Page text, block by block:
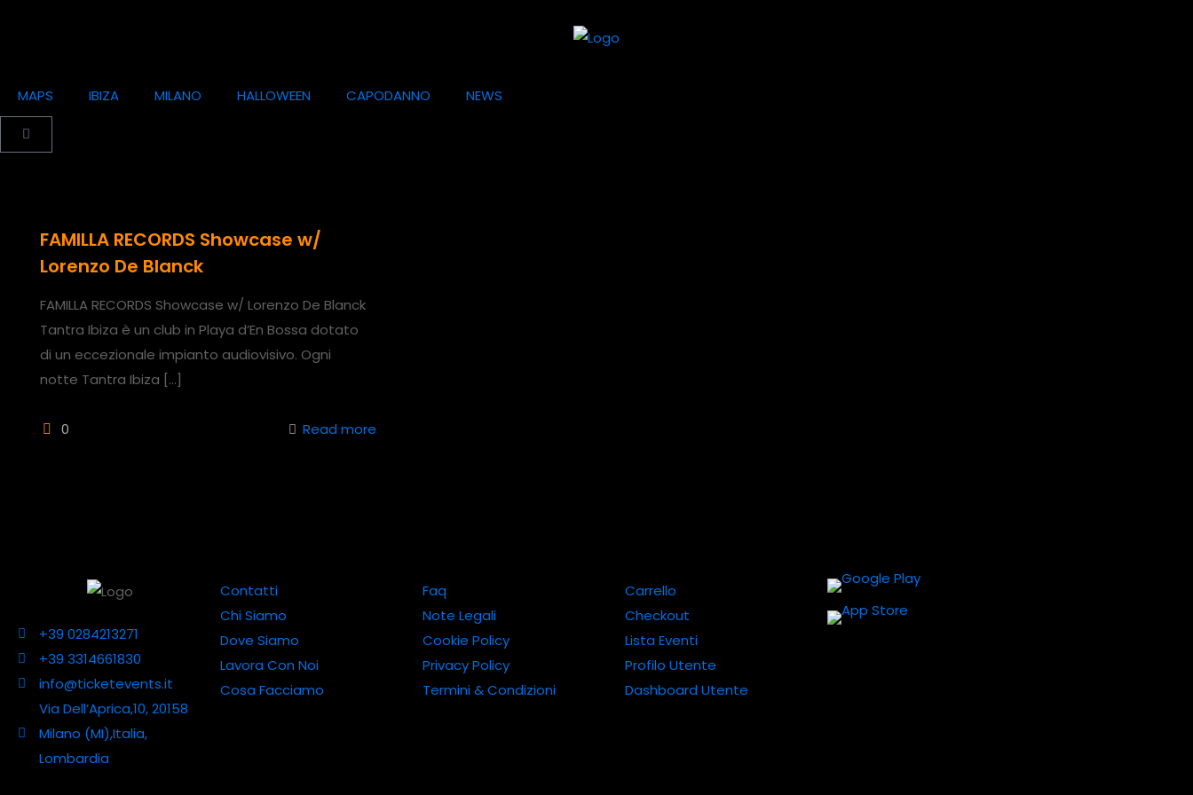
MAPS IBIZA MILANO HALLOWEEN CAPODANNO NEWS
FAMILLA RECORDS Showcase w/
Lorenzo De Blanck
FAMILLA RECORDS Showcase w/ Lorenzo De Blanck
Tantra Ibiza è un club in Playa d’En Bossa dotato
di un eccezionale impianto audiovisivo. Ogni
notte Tantra Ibiza […]
0 Read more
+39 0284213271
+39 3314661830
info@ticketevents.it
Via Dell’Aprica,10, 20158
Milano (MI),Italia,
Lombardia
Contatti
Chi Siamo
Dove Siamo
Lavora Con Noi
Cosa Facciamo
Faq
Note Legali
Cookie Policy
Privacy Policy
Termini & Condizioni
Carrello
Checkout
Lista Eventi
Profilo Utente
Dashboard Utente